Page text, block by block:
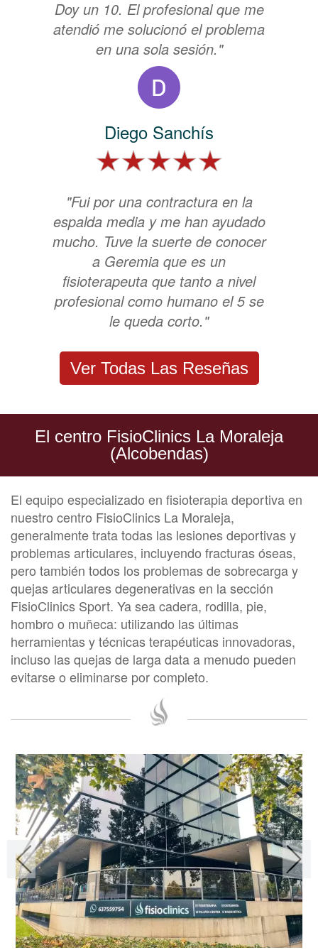
Doy un 10. El profesional que me
atendió me solucionó el problema
en una sola sesión."
Diego Sanchís
"Fui por una contractura en la
espalda media y me han ayudado
mucho. Tuve la suerte de conocer
a Geremia que es un
fisioterapeuta que tanto a nivel
profesional como humano el 5 se
le queda corto."
Ver Todas Las Reseñas
El centro FisioClinics La Moraleja
(Alcobendas)
El equipo especializado en fisioterapia deportiva en
nuestro centro FisioClinics La Moraleja,
generalmente trata todas las lesiones deportivas y
problemas articulares, incluyendo fracturas óseas,
pero también todos los problemas de sobrecarga y
quejas articulares degenerativas en la sección
FisioClinics Sport. Ya sea cadera, rodilla, pie,
hombro o muñeca: utilizando las últimas
herramientas y técnicas terapéuticas innovadoras,
incluso las quejas de larga data a menudo pueden
evitarse o eliminarse por completo.